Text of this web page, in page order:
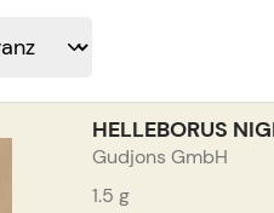
HELLEBORUS
Gudjons GmbH
1.5 g